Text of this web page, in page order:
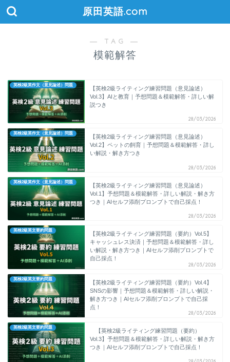
原田英語.com
― TAG ―
模範解答
英検2級英作文（意見論述）問題
【英検2級ライティング練習問題（意見論述）
Vol.3】AIと教育｜予想問題＆模範解答・詳しい解
説つき
28/03/2026
英検2級英作文（意見論述）問題
【英検2級ライティング練習問題（意見論述）
Vol.2】ペットの飼育｜予想問題＆模範解答・詳し
い解説・解き方つき
28/03/2026
英検2級英作文（意見論述）問題
【英検2級ライティング練習問題（意見論述）
Vol.1】予想問題＆模範解答・詳しい解説・解き方
つき｜AIセルフ添削プロンプトで自己採点！
28/03/2026
英検2級英文要約問題
【英検2級ライティング練習問題（要約）Vol.5】
キャッシュレス決済｜予想問題＆模範解答・詳し
い解説・解き方つき｜AIセルフ添削プロンプトで
自己採点！
28/03/2026
英検2級英文要約問題
【英検2級ライティング練習問題（要約）Vol.4】
SNSの影響｜予想問題＆模範解答・詳しい解説・
解き方つき｜AIセルフ添削プロンプトで自己採
点！
28/03/2026
英検2級英文要約問題
【英検2級ライティング練習問題（要約）
Vol.3】予想問題＆模範解答・詳しい解説・解き方
つき｜AIセルフ添削プロンプトで自己採点！